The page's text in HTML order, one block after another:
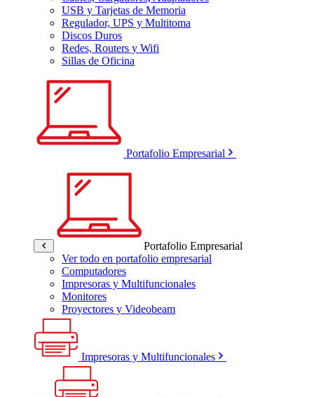
USB y Tarjetas de Memoria
Regulador, UPS y Multitoma
Discos Duros
Redes, Routers y Wifi
Sillas de Oficina
Portafolio Empresarial
Portafolio Empresarial
Ver todo en portafolio empresarial
Computadores
Impresoras y Multifuncionales
Monitores
Proyectores y Videobeam
Impresoras y Multifuncionales